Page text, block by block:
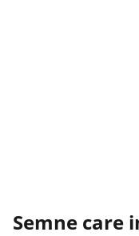
Semne care